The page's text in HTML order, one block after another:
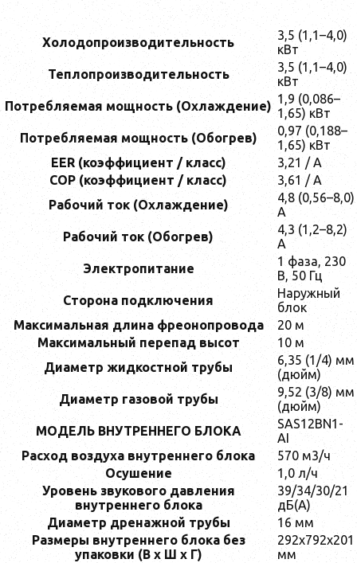
Холодопроизводительность
3,5 (1,1–4,0)
кВт
Теплопроизводительность
3,5 (1,1–4,0)
кВт
Потребляемая мощность (Охлаждение) 1,9 (0,086–
1,65) кВт
Потребляемая мощность (Обогрев)
0,97 (0,188–
1,65) кВт
EER (коэффициент / класс)
3,21 / A
COP (коэффициент / класс)
3,61 / A
Рабочий ток (Охлаждение)
4,8 (0,56–8,0)
A
Рабочий ток (Обогрев)
4,3 (1,2–8,2)
А
Электропитание
1 фаза, 230
В, 50 Гц
Сторона подключения
Наружный
блок
Максимальная длина фреонопровода
20 м
Максимальный перепад высот
10 м
Диаметр жидкостной трубы
6,35 (1/4) мм
(дюйм)
Диаметр газовой трубы
9,52 (3/8) мм
(дюйм)
МОДЕЛЬ ВНУТРЕННЕГО БЛОКА
SAS12BN1-
AI
Расход воздуха внутреннего блока
570 м3/ч
Осушение
1,0 л/ч
Уровень звукового давления
внутреннего блока
39/34/30/21
дБ(А)
Диаметр дренажной трубы
16 мм
Размеры внутреннего блока без
упаковки (В х Ш х Г)
292x792x201
мм